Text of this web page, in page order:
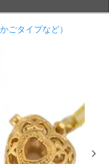
ごタイプなど）